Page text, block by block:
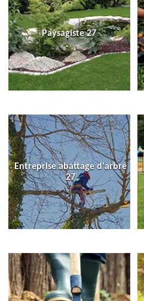
Paysagiste 27
Entreprise abattage d'arbre
27